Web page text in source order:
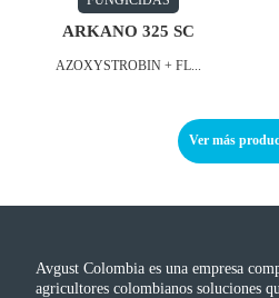
ARKANO 325 SC
AZOXYSTROBIN + FL...
Ver más
Avgust Colombia es una empresa
agricultores colombianos soluciones